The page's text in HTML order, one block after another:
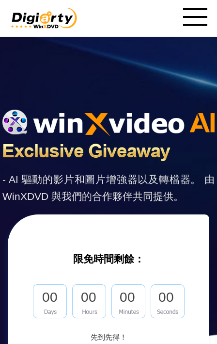
- AI 驅動的影片和圖片增強器以及轉檔器。 由
WinXDVD 與我們的合作夥伴共同提供。
限免時間剩餘：
00 00 00 00
先到先得！